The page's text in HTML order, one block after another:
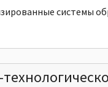
системы